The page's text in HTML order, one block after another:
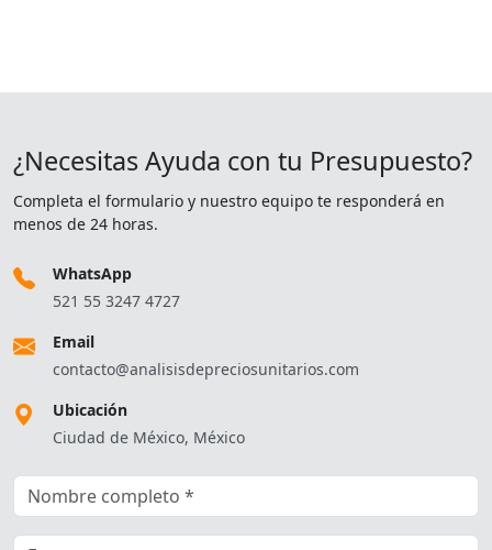
¿Necesitas Ayuda con tu Presupuesto?
Completa el formulario y nuestro equipo te responderá en
menos de 24 horas.
WhatsApp
521 55 3247 4727
Email
contacto@analisisdepreciosunitarios.com
Ubicación
Ciudad de México, México